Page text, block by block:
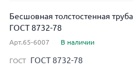
Бесшовная толстостенная
ГОСТ 8732-78
Арт.65-6007 В наличии
ГОСТ ГОСТ 8732-78